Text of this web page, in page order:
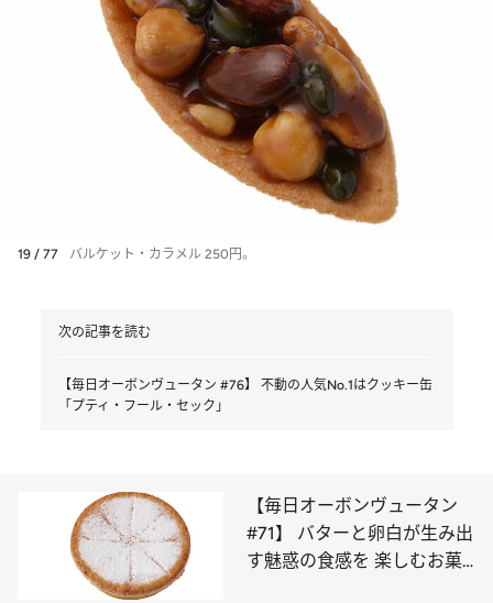
19 / 77 バルケット・カラメル 250円。
次の記事を読む
【毎日オーボンヴュータン #76】 不動の人気No.1はクッキー缶
「プティ・フール・セック」
【毎日オーボンヴュータン
#71】 バターと卵白が生み出
す魅惑の食感を 楽しむお菓